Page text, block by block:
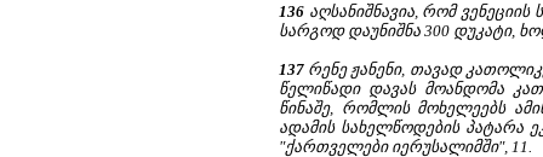
136 აღსანიშნავია, რომ
სარგოდ დაუნიშნა 300 დუკატი,
137 რენე ჟანენი, თავად
წელიწადი დავას მოანდომა
წინაშე, რომლის მოხელეებს
ადამის სახელწოდების პატარა
"ქართველები იერუსალიმში", 11.